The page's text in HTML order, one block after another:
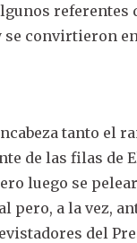
referentes
se convirtieron
tanto el
de las filas de
luego se
pero, a la vez,
del